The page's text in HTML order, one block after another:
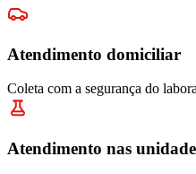
Atendimento domiciliar
Coleta com a segurança do
Atendimento nas